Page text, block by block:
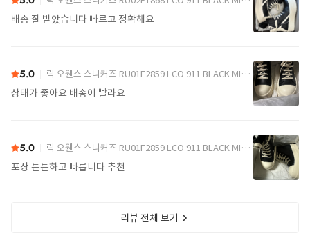
배송 잘 받았습니다 빠르고 정확해요
5.0 릭 오웬스 스니커즈 RU01F2859 LCO 911 BLACK MILK MILK
상태가 좋아요 배송이 빨라요
5.0 릭 오웬스 스니커즈 RU01F2859 LCO 911 BLACK MILK MILK
포장 튼튼하고 빠릅니다 추천
리뷰 전체 보기